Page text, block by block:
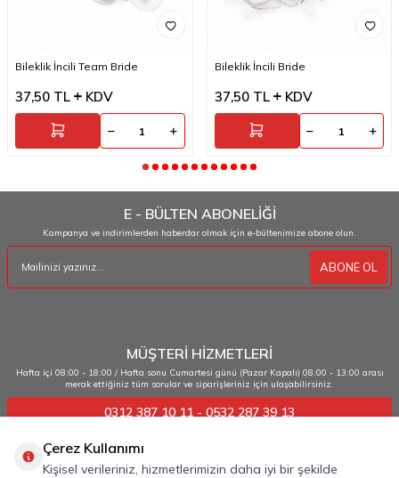
Bileklik İncili Team Bride
37,50 TL KDV
Bileklik İncili Bride
37,50TL KDV
E - BÜLTEN ABONELİĞİ
Kampanya ve indirimlerden haberdar olmak için e-bültenimize abone olun.
ABONE OL
MÜŞTERİ HİZMETLERİ
Hafta içi 08:00 - 18:00 / Hafta sonu Cumartesi günü (Pazar Kapalı) 08:00 - 13:00 arası
merak ettiğiniz tüm sorular ve siparişleriniz için ulaşabilirsiniz.
0312 387 10 11 - 0532 287 39 13
ÖNEMLİ BİLGİLER
Çerez Kullanımı
Kişisel verileriniz, hizmetlerimizin daha iyi bir şekilde